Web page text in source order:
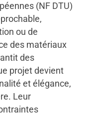
(NF DTU)
ou de
des matériaux
des
projet devient
et élégance,
Leur